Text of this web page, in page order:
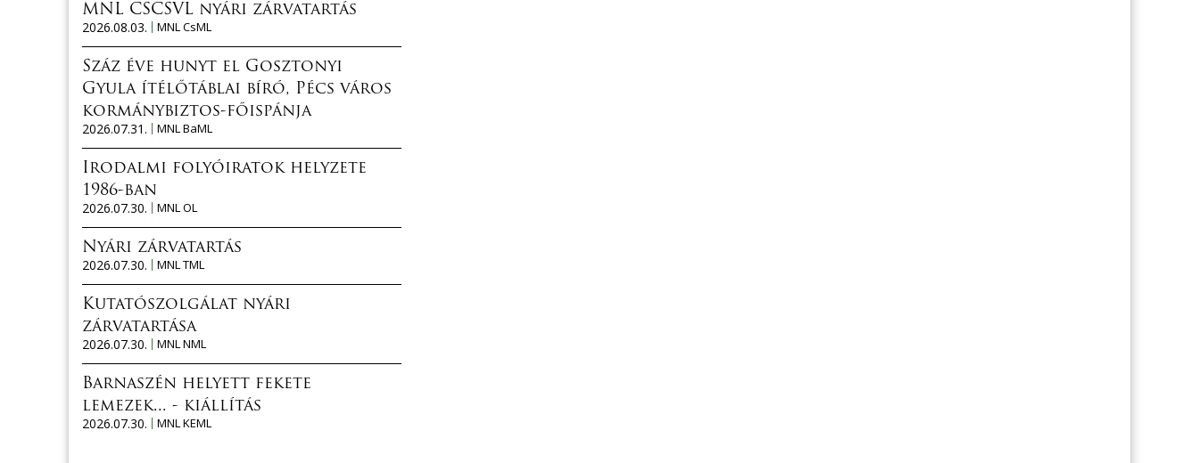
MNL CSCSVL nyári zárvatartás
2026.08.03.
MNL CsML
Száz éve hunyt el Gosztonyi
Gyula ítélőtáblai bíró, Pécs város
kormánybiztos-főispánja
2026.07.31.
MNL BaML
Irodalmi folyóiratok helyzete
1986-ban
2026.07.30.
MNL OL
Nyári zárvatartás
2026.07.30.
MNL TML
Kutatószolgálat nyári
zárvatartása
2026.07.30.
MNL NML
Barnaszén helyett fekete
lemezek... - kiállítás
2026.07.30.
MNL KEML